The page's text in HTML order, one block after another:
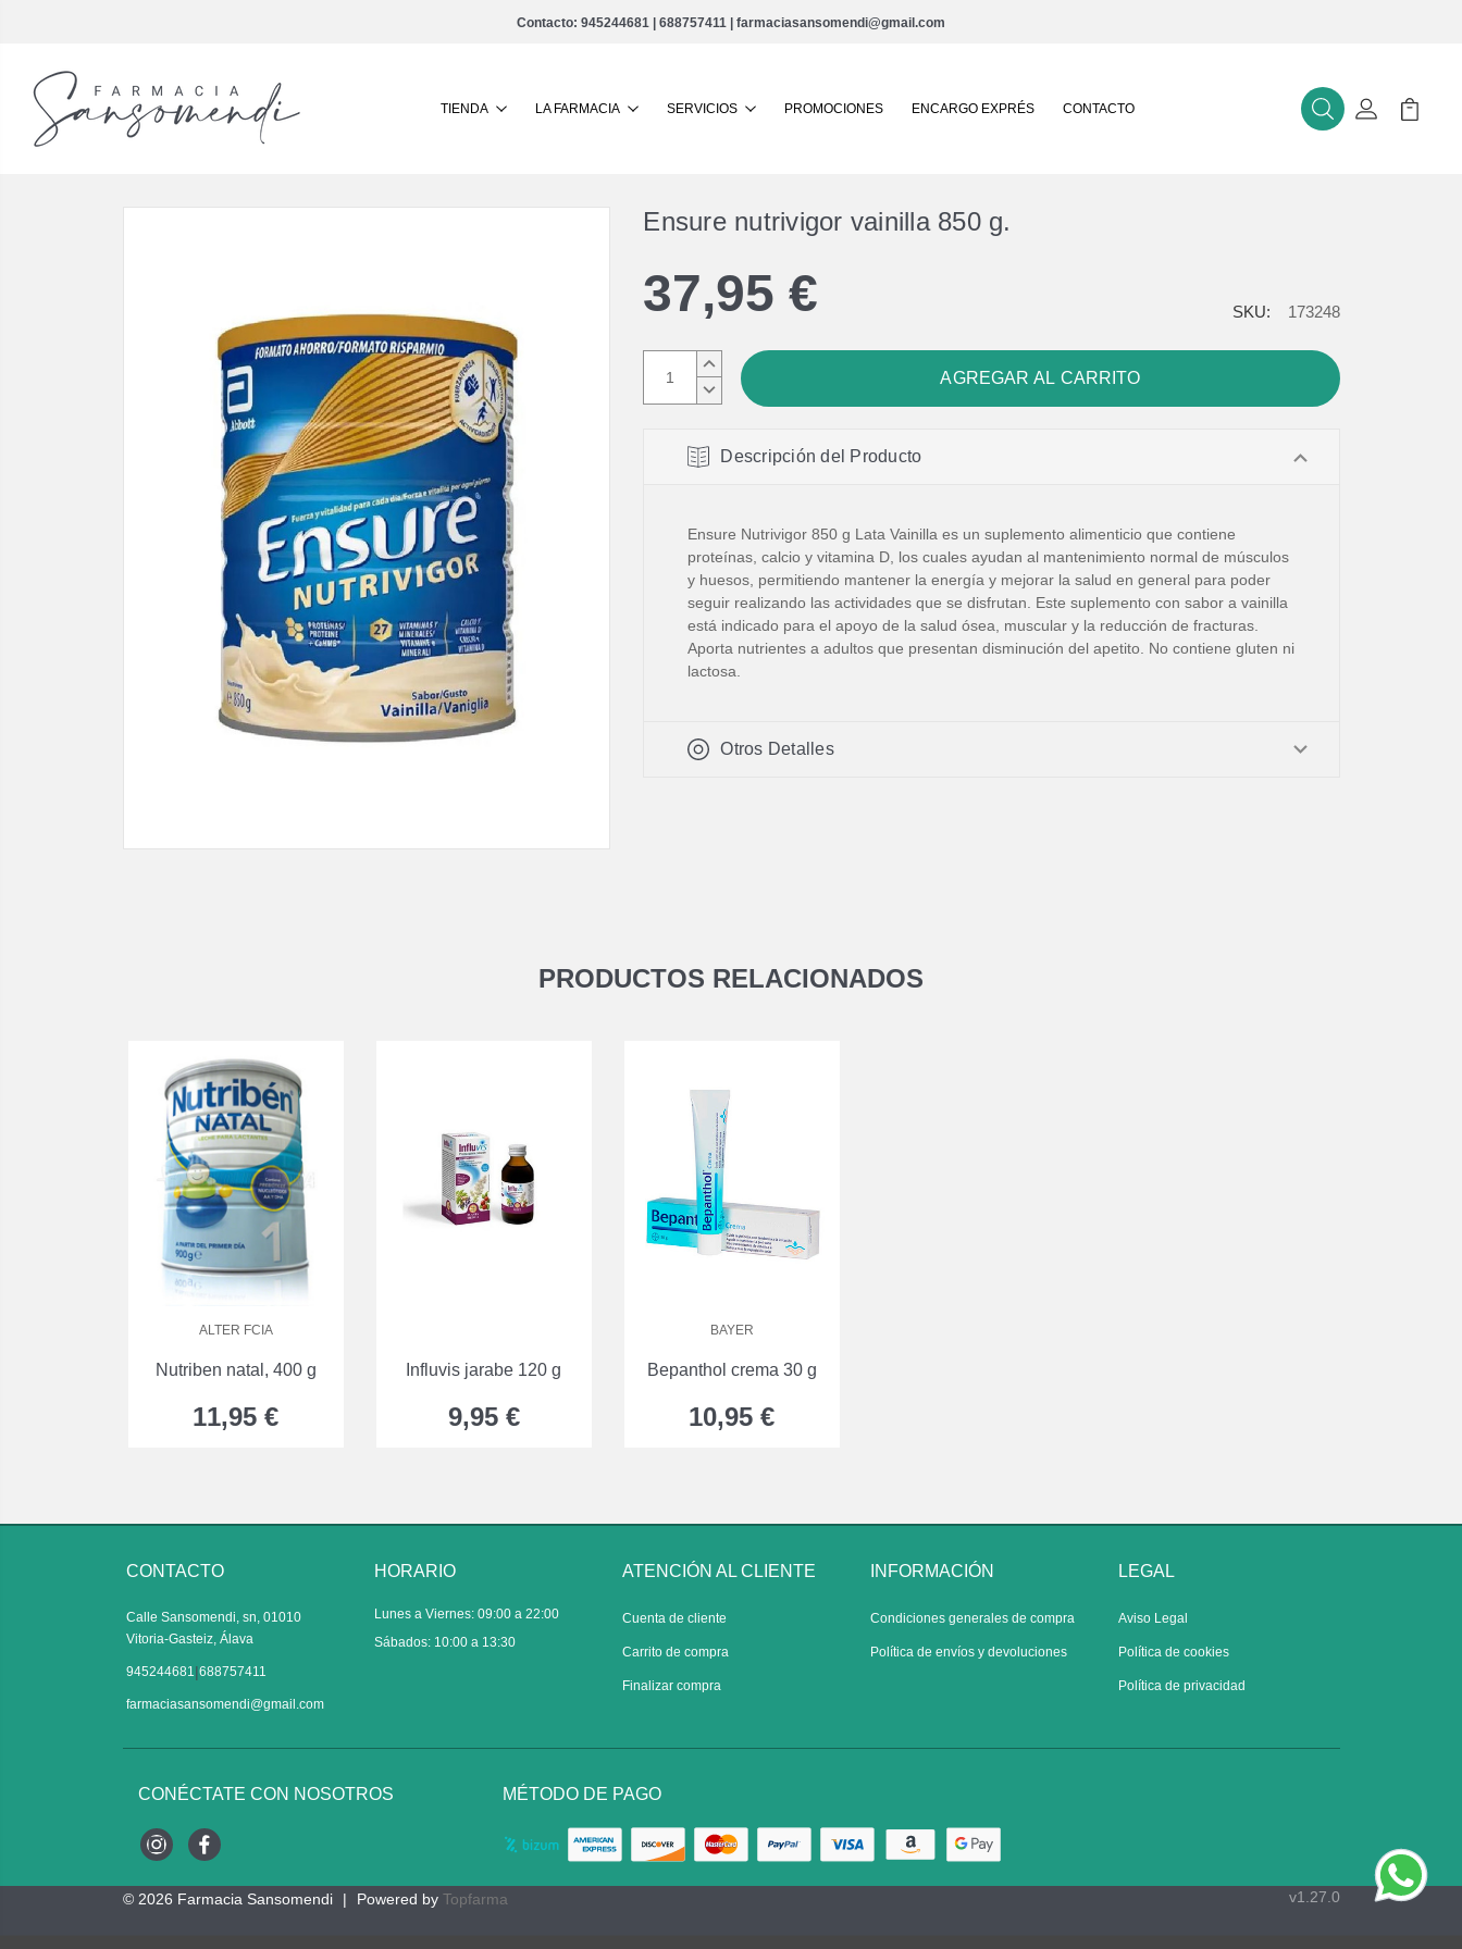
Contacto: 945244681 | 688757411 | farmaciasansomendi@gmail.com
TIENDA LA FARMACIA SERVICIOS PROMOCIONES ENCARGO EXPRÉS CONTACTO BuscarMi Cuenta
Mi
Ensure nutrivigor vainilla 850 g.
37,95 €
AUMENTAR
CANTIDAD:
DISMINUIR
CANTIDAD:
SKU: 173248
Descripción del Producto
Ensure Nutrivigor 850 g Lata Vainilla es un suplemento alimenticio que contiene
proteínas, calcio y vitamina D, los cuales ayudan al mantenimiento normal de músculos
y huesos, permitiendo mantener la energía y mejorar la salud en general para poder
seguir realizando las actividades que se disfrutan. Este suplemento con sabor a vainilla
está indicado para el apoyo de la salud ósea, muscular y la reducción de fracturas.
Aporta nutrientes a adultos que presentan disminución del apetito. No contiene gluten ni
lactosa.
Otros Detalles
PRODUCTOS RELACIONADOS
ALTER FCIA
Nutriben natal, 400 g
11,95 €
Influvis jarabe 120 g
9,95 €
BAYER
Bepanthol crema 30 g
10,95 €
CONTACTO
Calle Sansomendi, sn, 01010
Vitoria-Gasteiz, Álava
945244681|688757411
farmaciasansomendi@gmail.com
HORARIO
Lunes a Viernes: 09:00 a 22:00
Sábados: 10:00 a 13:30
ATENCIÓN AL CLIENTE
Cuenta de cliente
Carrito de compra
Finalizar compra
INFORMACIÓN
Condiciones generales de compra
Política de envíos y devoluciones
LEGAL
Aviso Legal
Política de cookies
Política de privacidad
CONÉCTATE CON NOSOTROS
InstagramFacebook
MÉTODO DE PAGO
© 2026 Farmacia Sansomendi | Powered by Topfarma v1.27.0